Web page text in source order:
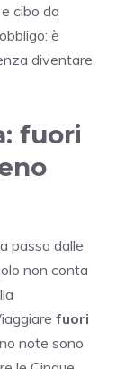
cibo da
è
diventare
fuori
passa dalle
non conta
fuori
note sono